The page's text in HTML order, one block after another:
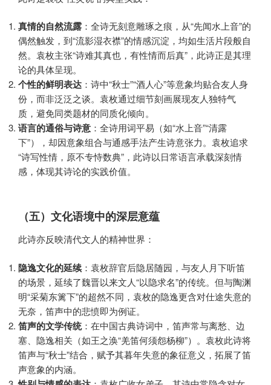
真情的自然流露 ：全诗无刻意雕琢之痕，从“先闻水上音”的
偶然触发，到“流影湿衣襟”的情感沉淀，均如生活片段般自
然。袁枚主张“诗难其真也，有性情而后真”，此诗正是其理
论的具体呈现。
个性的鲜明表达 ：诗中“秋士”“酒人心”等意象均贴合友人身
份，而非泛泛之谈。袁枚通过细节刻画展现友人独特气
质，避免同类题材的同质化倾向。
语言的通俗与诗意 ：全诗用词平易（如“水上音”“清露
下”），却因意象组合与通感手法产生诗意张力。袁枚追求
“诗写性情，原不专恃数典”，此诗以日常语言承载深刻情
感，体现其诗论的实践价值。
（五）文化语境中的深层意蕴
此诗亦反映清代文人的精神世界：
隐逸文化的延续：袁枚辞官后隐居随园，与友人月下听笛
的场景，延续了魏晋以来文人“以隐求名”的传统。但与陶渊
明“采菊东篱下”的超然不同，袁枚的隐逸更含对仕途失意的
无奈，笛声中的悲愤即为例证。
笛声的文学传统：在中国古典诗词中，笛声常与离愁、边
塞、隐逸相关（如王之涣“羌笛何须怨杨柳”）。袁枚此诗将
笛声与“秋士”结合，赋予其暮年失意的象征意义，拓展了笛
声意象的内涵。